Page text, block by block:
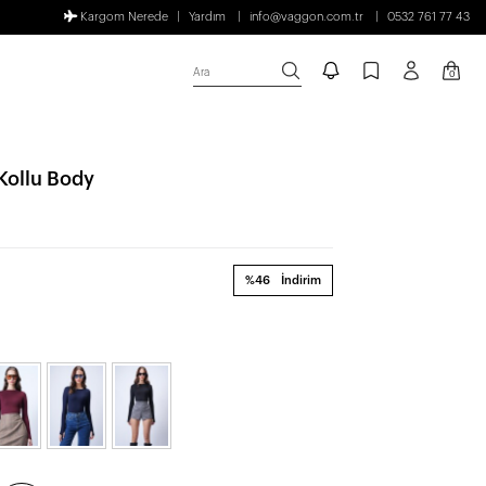
Kargom Nerede Yardım info@vaggon.com.tr 0532 761 77 43
Ara 0
Body
%46 İndirim